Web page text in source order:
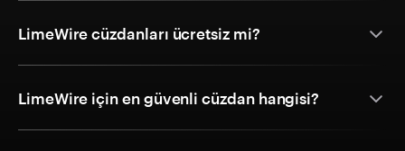
LimeWire cüzdanları ücretsiz mi?
LimeWire için en güvenli cüzdan hangisi?